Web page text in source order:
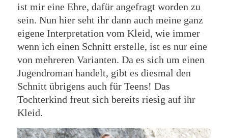
ist mir eine Ehre, dafür angefragt worden zu
sein. Nun hier seht ihr dann auch meine ganz
eigene Interpretation vom Kleid, wie immer
wenn ich einen Schnitt erstelle, ist es nur eine
von mehreren Varianten. Da es sich um einen
Jugendroman handelt, gibt es diesmal den
Schnitt übrigens auch für Teens! Das
Tochterkind freut sich bereits riesig auf ihr
Kleid.